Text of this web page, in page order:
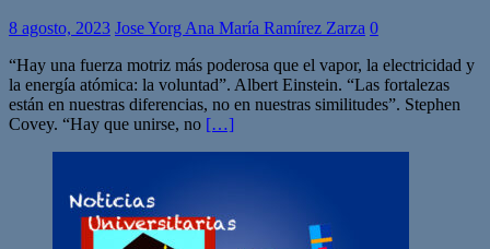
8 agosto, 2023 Jose Yorg Ana María Ramírez Zarza 0
“Hay una fuerza motriz más poderosa que el vapor, la electricidad y
la energía atómica: la voluntad”. Albert Einstein. “Las fortalezas
están en nuestras diferencias, no en nuestras similitudes”. Stephen
Covey. “Hay que unirse, no […]